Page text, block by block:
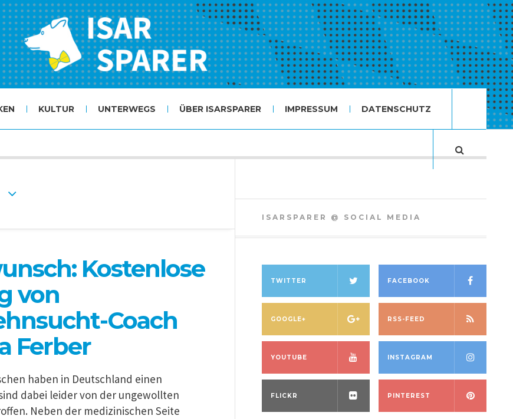
KULTUR UNTERWEGS ÜBER ISARSPARER IMPRESSUM DATENSCHUTZ
Kostenlose
von
Coach
Ferber
haben in Deutschland einen
dabei leider von der ungewollten
Neben der medizinischen Seite
ISARSPARER @ SOCIAL MEDIA
TWITTER FACEBOOK
GOOGLE+ RSS-FEED
YOUTUBE INSTAGRAM
FLICKR PINTEREST